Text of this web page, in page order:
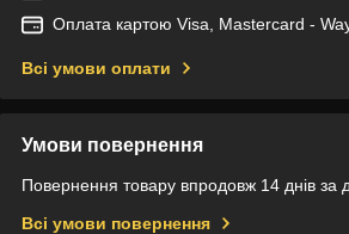
Оплата картою Visa, Mastercard -
Всі умови оплати
Умови повернення
Повернення товару впродовж 14 днів за
Всі умови повернення